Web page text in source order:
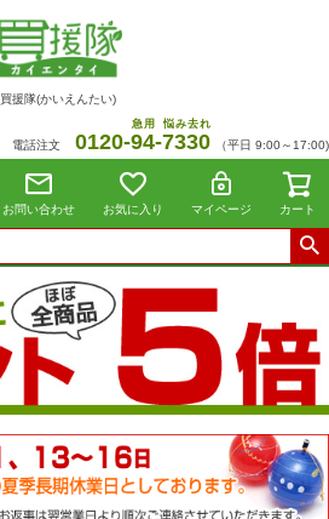
買援隊(かいえんたい)
電話注文 0120-94
急用
-7330
悩み去れ
（平日 9:00～17:00)
お問い合わせ お気に入り マイページ カート